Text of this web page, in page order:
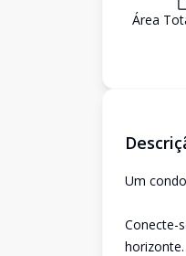
Área
Um
Conecte-
horizonte.